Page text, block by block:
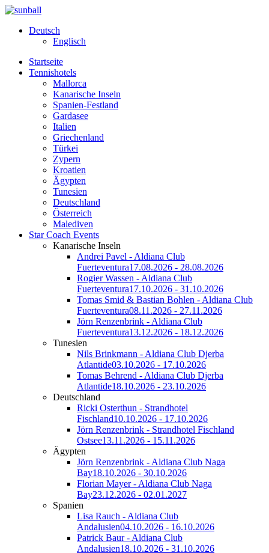
Deutsch
Englisch
Startseite
Tennishotels
Mallorca
Kanarische Inseln
Spanien-Festland
Gardasee
Italien
Griechenland
Türkei
Zypern
Kroatien
Ägypten
Tunesien
Deutschland
Österreich
Malediven
Star Coach Events
Kanarische Inseln
Andrei Pavel - Aldiana Club
Fuerteventura17.08.2026 - 28.08.2026
Rogier Wassen - Aldiana Club
Fuerteventura17.10.2026 - 31.10.2026
Tomas Smid & Bastian Bohlen - Aldiana Club
Fuerteventura08.11.2026 - 27.11.2026
Jörn Renzenbrink - Aldiana Club
Fuerteventura13.12.2026 - 18.12.2026
Tunesien
Nils Brinkmann - Aldiana Club Djerba
Atlantide03.10.2026 - 17.10.2026
Tomas Behrend - Aldiana Club Djerba
Atlantide18.10.2026 - 23.10.2026
Deutschland
Ricki Osterthun - Strandhotel
Fischland10.10.2026 - 17.10.2026
Jörn Renzenbrink - Strandhotel Fischland
Ostsee13.11.2026 - 15.11.2026
Ägypten
Jörn Renzenbrink - Aldiana Club Naga
Bay18.10.2026 - 30.10.2026
Florian Mayer - Aldiana Club Naga
Bay23.12.2026 - 02.01.2027
Spanien
Lisa Rauch - Aldiana Club
Andalusien04.10.2026 - 16.10.2026
Patrick Baur - Aldiana Club
Andalusien18.10.2026 - 31.10.2026